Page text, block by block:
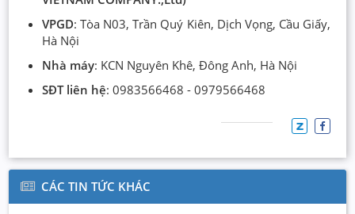
VPGD: Tòa N03, Trần Quý Kiên, Dịch Vọng, Cầu Giấy,
Hà Nội
Nhà máy: KCN Nguyên Khê, Đông Anh, Hà Nội
SĐT liên hệ: 0983566468 - 0979566468
CÁC TIN TỨC KHÁC